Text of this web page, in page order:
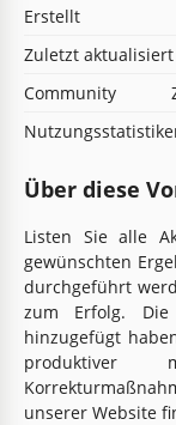
Erstellt
Zuletzt aktualisiert
Community
Über diese
Listen Sie alle
gewünschten
durchgeführt
zum Erfolg.
hinzugefügt
produktiver
unserer Website